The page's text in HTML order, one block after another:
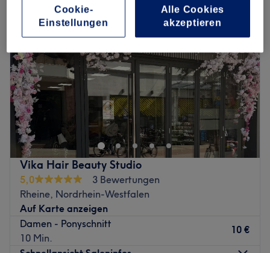
Vika Hair Beauty Studio
5,0
3 Bewertungen
Rheine, Nordrhein-Westfalen
Auf Karte anzeigen
Damen - Ponyschnitt
10 Min.
10 €
Cookie-
Einstellungen
Alle Cookies
akzeptieren